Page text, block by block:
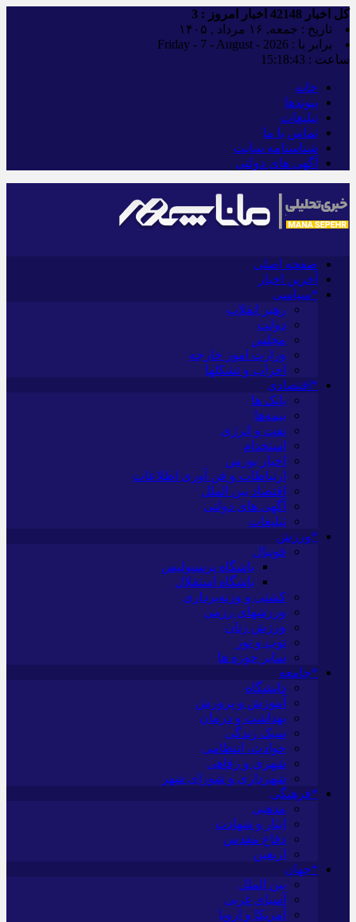
کل اخبار اخبار امروز : 3
تاریخ : جمعه, ۱۶ مرداد , ۱۴۰۵
برابر با : Friday - 7 - August - 2026
ساعت : 15:18:45
خانه
پیوندها
تبلیغات
تماس با ما
شناسنامه سایت
آگهی های دولتی
صفحه اصلی
آخرین اخبار
*سیاسی
رهبر انقلاب
دولت
مجلس
وزارت امور خارجه
احزاب و تشکلها
*اقتصادی
بانک ها
بیمه‌ها
نفت و انرژی
استخدام
اخبار بورس
ارتباطات و فن آوری اطلاعات
اقتصاد بین الملل
آگهی های دولتی
تبلیغات
*ورزش
فوتبال
باشگاه پرسپولیس
باشگاه استقلال
کشتی و وزنه‌برداری
ورزشهای رزمی
ورزش زنان
توپ و تور
سایر حوزه ها
*جامعه
دانشگاه
آموزش و پرورش
بهداشت و درمان
سبک زندگی
حوادث، انتظامی
شهری و رفاهی
شهرداری و شورای شهر
*فرهنگی
مذهبی
ایثار و شهادت
دفاع مقدس
اربعین
*جهان
بین الملل
آسیای غربی
آمریکا و اروپا